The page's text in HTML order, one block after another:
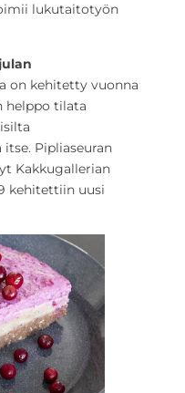
lukutaitotyön
on kehitetty vuonna
helppo tilata
Pipliaseuran
Kakkugallerian
kehitettiin uusi